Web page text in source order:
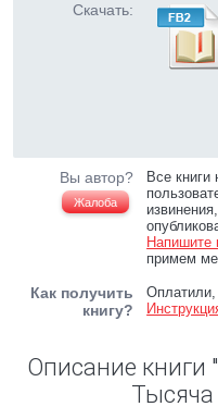
Скачать:
Вы автор?
Жалоба
Все книги
Напишите
примем
Как получить
книгу?
Оплатили,
Описание книги
Тысяча